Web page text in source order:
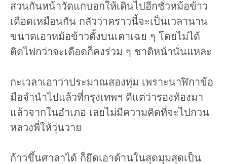
สวนกันหน้าวัดแกบอกให้เดินไปอีกชั่วหม้อข้าว
เดือดเหมือนกัน กลัวว่าคราวนี้จะเป็นเวลานาน
ขนาดเอาหม้อข้าวตั้งบนเตาเฉย ๆ โดยไม่ได้
ติดไฟกว่าจะเดือดก็คงร่วม ๆ ชาติหน้านั่นแหละ
กะเวลาเอาว่าประมาณสองทุ่ม เพราะนาฬิกาข้อ
มือจํานําไปแล้วที่กรุงเทพฯ ดีแต่ว่ารองท้องมา
แล้วจากในอําเภอ เลยไม่มีความคิดที่จะไปกวน
หลวงพี่ให้วุ่นวาย
ก้าวขึ้นศาลาได้ ก็ยึดเอาด้านในสุดมุมสุดเป็น